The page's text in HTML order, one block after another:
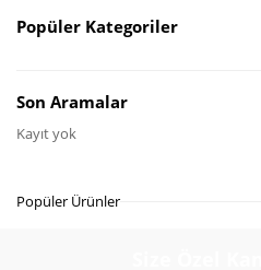
Gelince Haber Ver
Popüler Kategoriler
Son Aramalar
Kayıt yok
Popüler Ürünler